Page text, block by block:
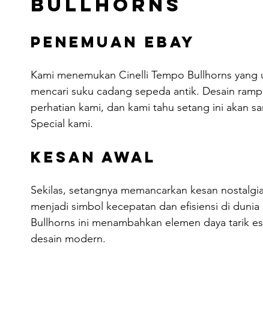
Bullhorns
Penemuan eBay
Kami menemukan Cinelli Tempo Bullhorns
mencari suku cadang sepeda antik. Desain
perhatian kami, dan kami tahu setang ini akan
Special kami.
Kesan Awal
Sekilas, setangnya memancarkan kesan
menjadi simbol kecepatan dan efisiensi di
Bullhorns ini menambahkan elemen daya tarik
desain modern.